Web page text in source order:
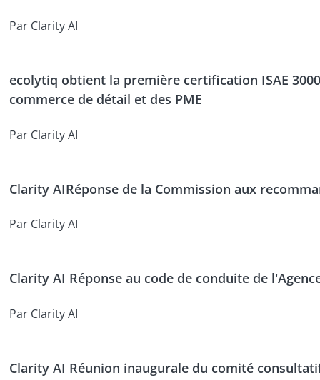
Par Clarity AI
ecolytiq obtient la première certification ISAE
commerce de détail et des PME
Par Clarity AI
Clarity AIRéponse de la Commission aux
Par Clarity AI
Clarity AI Réponse au code de conduite de
Par Clarity AI
Clarity AI Réunion inaugurale du comité